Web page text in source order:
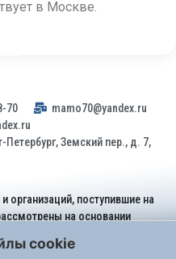
в Москве.
70
mamo70@yandex.ru
Петербург, Земский пер., д. 7,
организаций, поступившие на
на основании
портал «Госуслуги» (ЕПГУ)
cookie